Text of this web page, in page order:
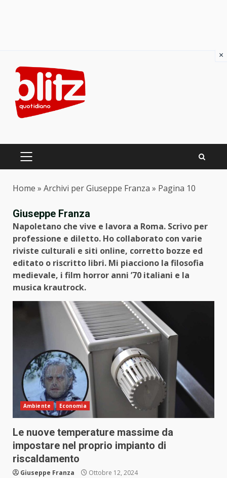
content
PRIMARY
Home » Archivi per Giuseppe Franza » Pagina 10
Giuseppe Franza
Napoletano che vive e lavora a Roma. Scrivo per
professione e diletto. Ho collaborato con varie
riviste culturali e siti online, corretto bozze ed
editato o riscritto libri. Mi piacciono la filosofia
medievale, i film horror anni ’70 italiani e la
musica krautrock.
Ambiente Economia
Le nuove temperature massime da
impostare nel proprio impianto di
riscaldamento
Giuseppe Franza Ottobre 12, 2024
×